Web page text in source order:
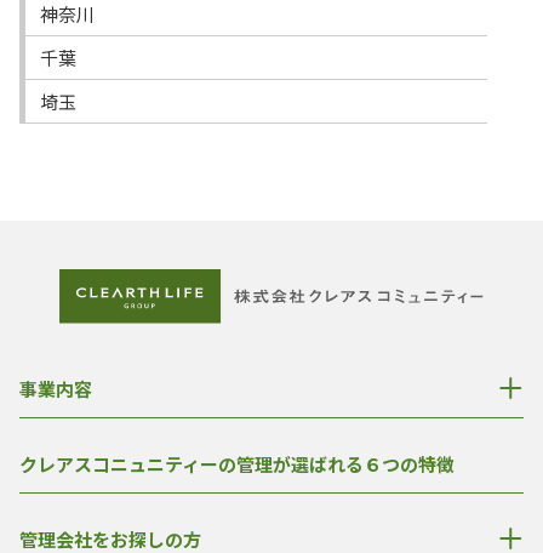
神奈川
千葉
埼玉
事業内容
クレアスコニュニティーの管理が選ばれる６つの特徴
管理会社をお探しの方